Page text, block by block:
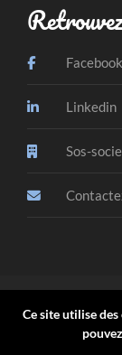
Facebook
Linkedin
Sos-
Copyright
Pour tout
Ce site utilise